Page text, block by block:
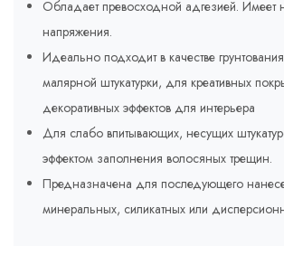
Обладает превосходной адгезией. Имеет
напряжения.
Идеально подходит в качестве
малярной штукатурки, для креативных
декоративных эффектов для интерьера
Для слабо впитывающих, несущих
эффектом заполнения волосяных трещин.
Предназначена для последующего
минеральных, силикатных или